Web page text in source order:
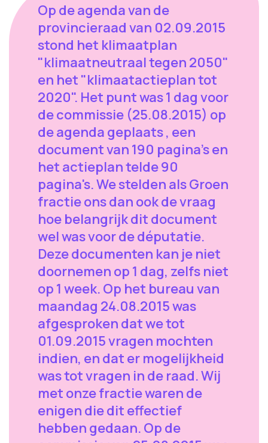
Op de agenda van de
provincieraad van 02.09.2015
stond het klimaatplan
"klimaatneutraal tegen 2050"
en het "klimaatactieplan tot
2020". Het punt was 1 dag voor
de commissie (25.08.2015) op
de agenda geplaats , een
document van 190 pagina's en
het actieplan telde 90
pagina's. We stelden als Groen
fractie ons dan ook de vraag
hoe belangrijk dit document
wel was voor de députatie.
Deze documenten kan je niet
doornemen op 1 dag, zelfs niet
op 1 week. Op het bureau van
maandag 24.08.2015 was
afgesproken dat we tot
01.09.2015 vragen mochten
indien, en dat er mogelijkheid
was tot vragen in de raad. Wij
met onze fractie waren de
enigen die dit effectief
hebben gedaan. Op de